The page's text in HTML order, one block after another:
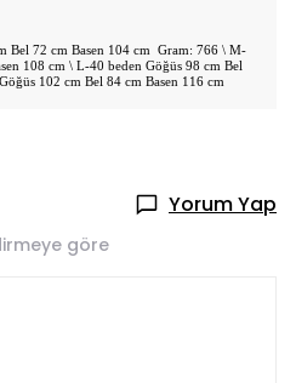
Bel 72 cm Basen 104 cm Gram: 766 \ M-
108 cm \ L-40 beden Göğüs 98 cm Bel
102 cm Bel 84 cm Basen 116 cm
Yorum Yap
göre